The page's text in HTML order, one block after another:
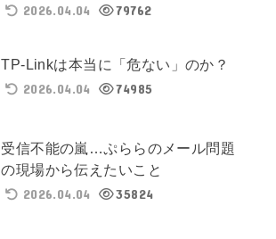
2026.04.04
79762
TP-Linkは本当に「危ない」のか？
2026.04.04
74985
受信不能の嵐…ぷららのメール問題
の現場から伝えたいこと
2026.04.04
35824